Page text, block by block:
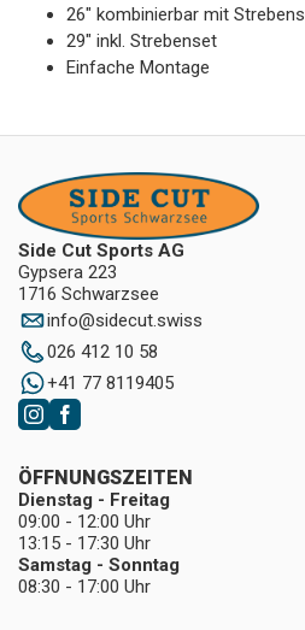
26" kombinierbar mit
29" inkl. Strebenset
Einfache Montage
Side Cut Sports AG
Gypsera 223
1716 Schwarzsee
info@sidecut.swiss
026 412 10 58
+41 77 8119405
ÖFFNUNGSZEITEN
Dienstag - Freitag
09:00 - 12:00 Uhr
13:15 - 17:30 Uhr
Samstag - Sonntag
08:30 - 17:00 Uhr